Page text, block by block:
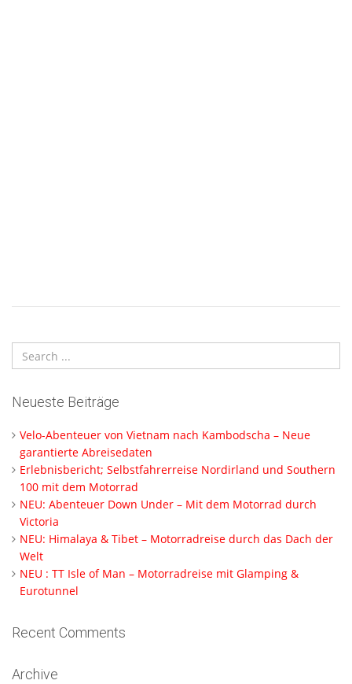
Neueste Beiträge
Velo-Abenteuer von Vietnam nach Kambodscha – Neue
garantierte Abreisedaten
Erlebnisbericht; Selbstfahrerreise Nordirland und Southern
100 mit dem Motorrad
NEU: Abenteuer Down Under – Mit dem Motorrad durch
Victoria
NEU: Himalaya & Tibet – Motorradreise durch das Dach der
Welt
NEU : TT Isle of Man – Motorradreise mit Glamping &
Eurotunnel
Recent Comments
Archive